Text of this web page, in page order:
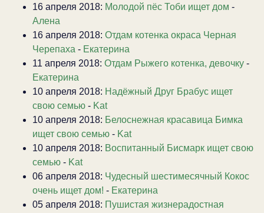
16 апреля 2018: Молодой пёс Тоби ищет дом -
Алена
16 апреля 2018: Отдам котенка окраса Черная
Черепаха - Екатерина
11 апреля 2018: Отдам Рыжего котенка, девочку -
Екатерина
10 апреля 2018: Надёжный Друг Брабус ищет
свою семью - Kat
10 апреля 2018: Белоснежная красавица Бимка
ищет свою семью - Kat
10 апреля 2018: Воспитанный Бисмарк ищет свою
семью - Kat
06 апреля 2018: Чудесный шестимесячный Кокос
очень ищет дом! - Екатерина
05 апреля 2018: Пушистая жизнерадостная